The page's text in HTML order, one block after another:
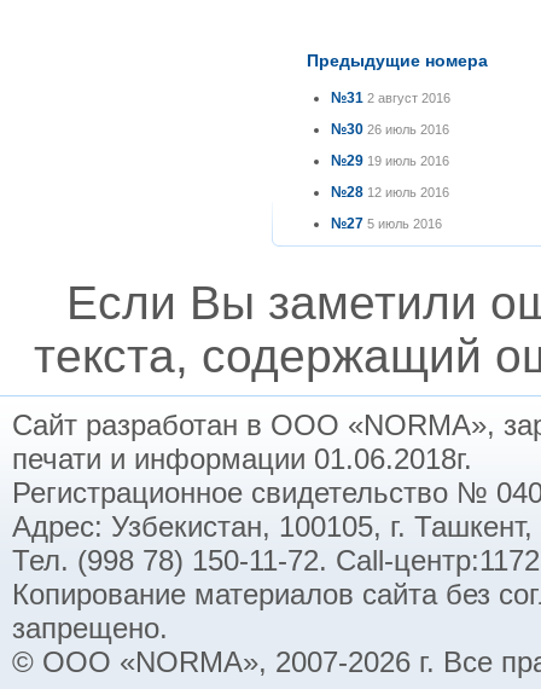
Предыдущие номера
№31 2 август 2016
№30 26 июль 2016
№29 19 июль 2016
№28 12 июль 2016
№27 5 июль 2016
Если Вы заметили
текста, содержащий
Сайт разработан в ООО «NORMA»,
печати и информации 01.06.2018г.
Регистрационное свидетельство №
Адрес: Узбекистан, 100105, г.
Тел. (998 78) 150-11-72. Call-
Копирование материалов сайта без
запрещено.
© ООО «NORMA», 2007-2026 г. Все